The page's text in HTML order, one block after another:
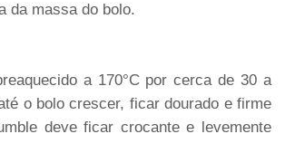
da massa do bolo.
a 170°C por cerca de 30 a
o bolo crescer, ficar dourado e firme
deve ficar crocante e levemente